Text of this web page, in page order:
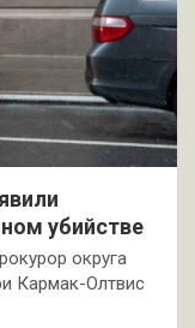
убийстве
округа
Кармак-Олтвис